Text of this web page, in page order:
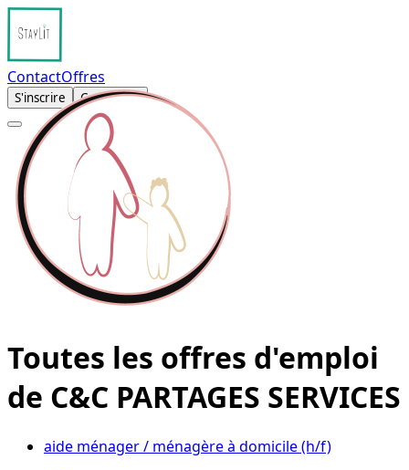
ContactOffres
S'inscrire Connexion
Toutes les offres d'emploi
de C&C PARTAGES SERVICES
aide ménager / ménagère à domicile (h/f)